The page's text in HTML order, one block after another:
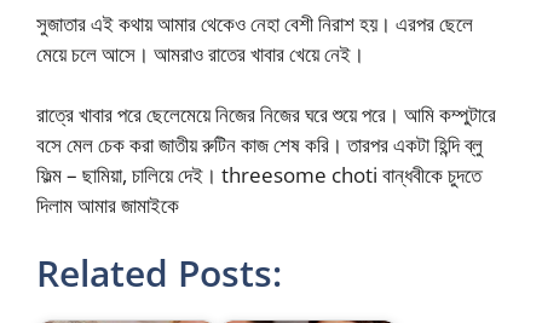
সুজাতার এই কথায় আমার থেকেও নেহা বেশী নিরাশ হয়। এরপর ছেলে
মেয়ে চলে আসে। আমরাও রাতের খাবার খেয়ে নেই।
রাত্রে খাবার পরে ছেলেমেয়ে নিজের নিজের ঘরে শুয়ে পরে। আমি কম্পুটারে
বসে মেল চেক করা জাতীয় রুটিন কাজ শেষ করি। তারপর একটা হিন্দি ব্লু
ফিল্ম – ছামিয়া, চালিয়ে দেই। threesome choti বান্ধবীকে চুদতে
দিলাম আমার জামাইকে
Related Posts: